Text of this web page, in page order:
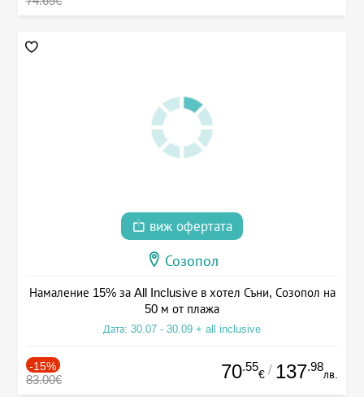
виж офертата
Созопол
Намаление 15% за All Inclusive в хотел Съни, Созопол на
50 м от плажа
Дата: 30.07 - 30.09 + all inclusive
-15%
83.00€ 70.55
€ / 137.98
лв.